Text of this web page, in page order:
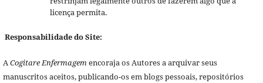
licença permita.
Responsabilidade do Site:
ACogitare Enfermagemencoraja os Autores a arquivar seus
manuscritos aceitos, publicando-os em blogs pessoais, repositórios